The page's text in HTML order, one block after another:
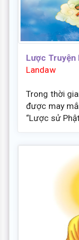
Lược Truyện
Landaw
Trong thời
được may
“Lược sử